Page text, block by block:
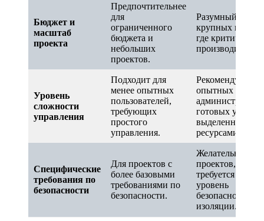
Бюджет и
масштаб
проекта
Предпочтительнее
для
ограниченного
бюджета и
небольших
проектов.
Разумный
крупных
где критична
Уровень
сложности
управления
Подходит для
менее опытных
пользователей,
требующих
простого
управления.
Рекомендуется
опытных
готовых
выделенными
ресурсами.
Специфические
требования по
безопасности
Для проектов с
более базовыми
требованиями по
безопасности.
Желательно в
проектов, где
требуется
уровень
безопасности и
изоляции.